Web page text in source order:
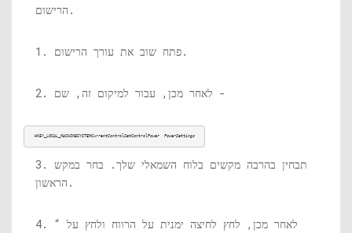
הרישום.
1. פתח שוב את עורך הרישום.
2. לאחר מכן, עבור למיקום זה, שם -
HKEY_LOCAL_MACHINESYSTEMCurrentControlSetControlPower PowerSettings
3. תבחין בהרבה מקשים בלוח השמאלי שלך. בחר במקש
הראשון.
4. לאחר מכן, לחץ לחיצה ימנית על הרווח ולחץ על “